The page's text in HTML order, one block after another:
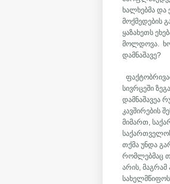
ხალხებმა და
მოქმედების
ყაზახეთს
მოლდოვა.
დამნაშავე?
სივრცეში
დამნაშავეა
კავშირების
მიმართ,
თქმა უნდა
რომლებმაც
არის,
სახელმწიფოს